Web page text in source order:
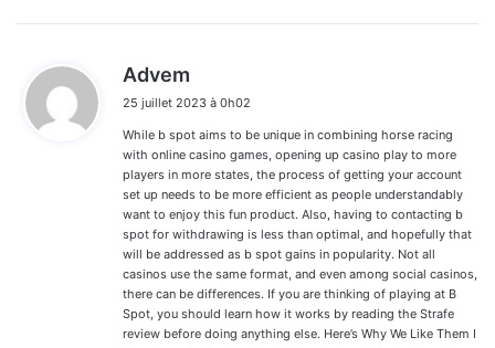
Advem
t
:
25 juillet 2023 à 0h02
While b spot aims to be unique in combining horse racing
with online casino games, opening up casino play to more
players in more states, the process of getting your account
set up needs to be more efficient as people understandably
want to enjoy this fun product. Also, having to contacting b
spot for withdrawing is less than optimal, and hopefully that
will be addressed as b spot gains in popularity. Not all
casinos use the same format, and even among social casinos,
there can be differences. If you are thinking of playing at B
Spot, you should learn how it works by reading the Strafe
review before doing anything else. Here’s Why We Like Them I